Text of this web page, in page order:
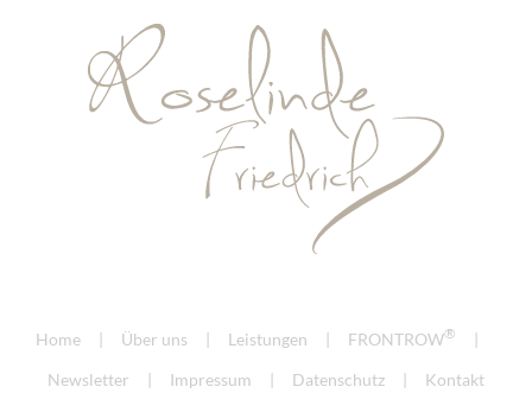
Home Über uns Leistungen FRONTROW®
Newsletter Impressum Datenschutz Kontakt